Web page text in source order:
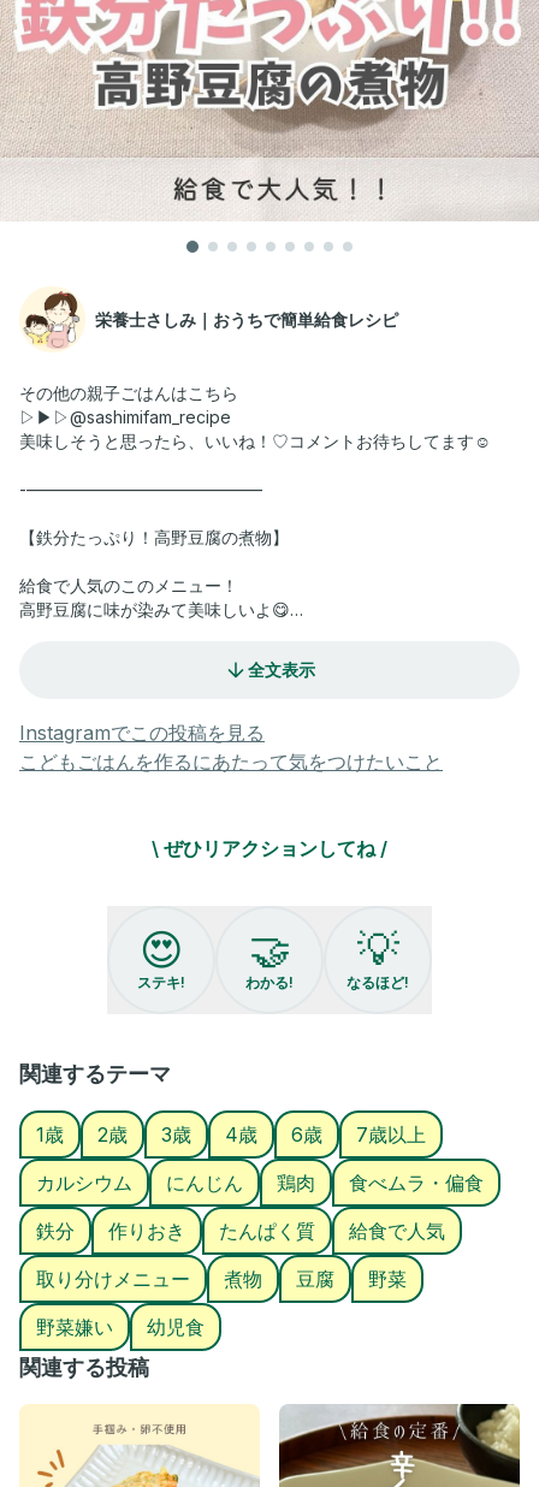
栄養士さしみ｜おうちで簡単給食レシピ
その他の親子ごはんはこちら
▷▶▷@sashimifam_recipe
美味しそうと思ったら、いいね！♡コメントお待ちしてます☺️
-——————————————
【鉄分たっぷり！高野豆腐の煮物】
給食で人気のこのメニュー！
高野豆腐に味が染みて美味しいよ😋
ぐちゃぐちゃになっちゃうから
高野豆腐はカルシウムも多いし
栄養たっぷりでおすすめ！
具材を切ってしまいました🙇‍♀️
普段は洗い物をいかに減らすか…
しか考えてないので笑
牛乳パックかまな板シートです😂
煮る時の水は、具材が半分隠れるくらい
入れてくださいねー！
—————————————
＊栄養士さしみ＊
4歳女の子ママ
栄養士歴12年 現役保育園栄養士
健康カウンセラー経験有り
幼児食アドバイザー
・我が子の野菜嫌いを克服したい！
・料理のレパートリーが少ない…
見るだけで解決！！
おうちで簡単給食レシピを発信中☆
その他のレシピはこちら⇒ @sashimifam_recipe
全文表示
Instagramでこの投稿を見る
こどもごはんを作るにあたって気をつけたいこと
\ ぜひリアクションしてね /
😍
ステキ!
🤝
わかる!
💡
なるほど!
関連するテーマ
1歳 2歳 3歳 4歳 6歳
7歳以上
カルシウム
にんじん 鶏肉
食べムラ・偏食
鉄分
作りおき たんぱく質
給食で人気
取り分けメニュー
煮物 豆腐
野菜
野菜嫌い
幼児食
関連する投稿